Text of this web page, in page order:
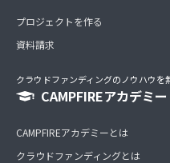
プロジェクトを作る
資料請求
クラウドファンディングのノウハウを
CAMPFIREアカデミー
CAMPFIREアカデミーとは
クラウドファンディングとは